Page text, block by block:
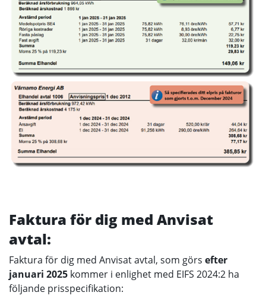
Faktura för dig med Anvisat
avtal:
Faktura för dig med Anvisat avtal, som görs efter
januari 2025 kommer i enlighet med EIFS 2024:2 ha
följande prisspecifikation: